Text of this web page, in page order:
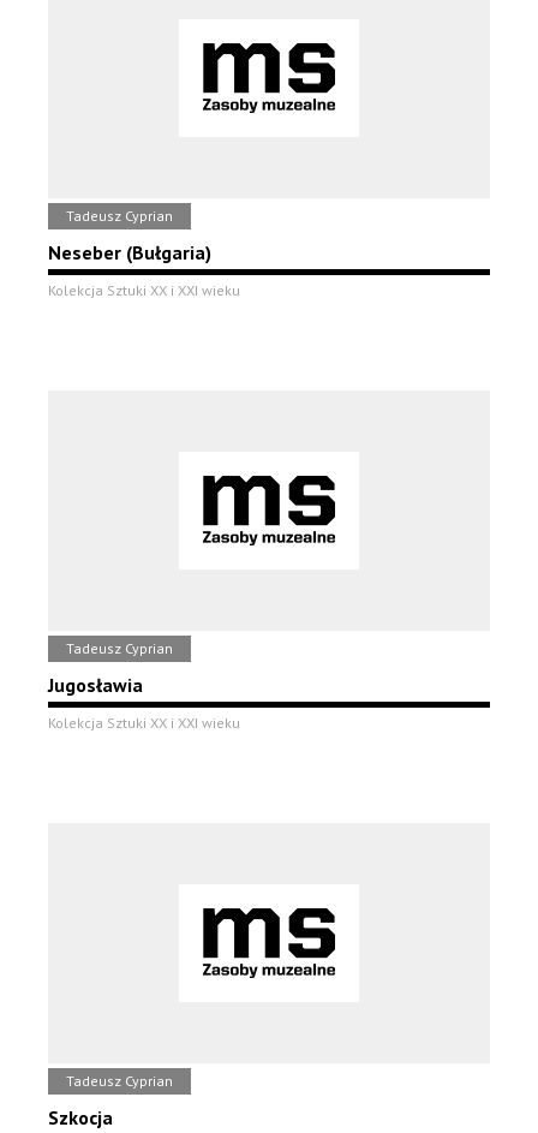
Tadeusz Cyprian
Neseber (Bułgaria)
Kolekcja Sztuki XX i XXI wieku
Tadeusz Cyprian
Jugosławia
Kolekcja Sztuki XX i XXI wieku
Tadeusz Cyprian
Szkocja